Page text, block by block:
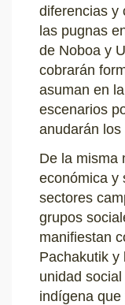
diferencias y
las pugnas
de Noboa y
cobrarán
asuman en
escenarios
anudarán
De la misma
económica y
sectores
grupos
manifiestan
Pachakutik y
unidad
indígena